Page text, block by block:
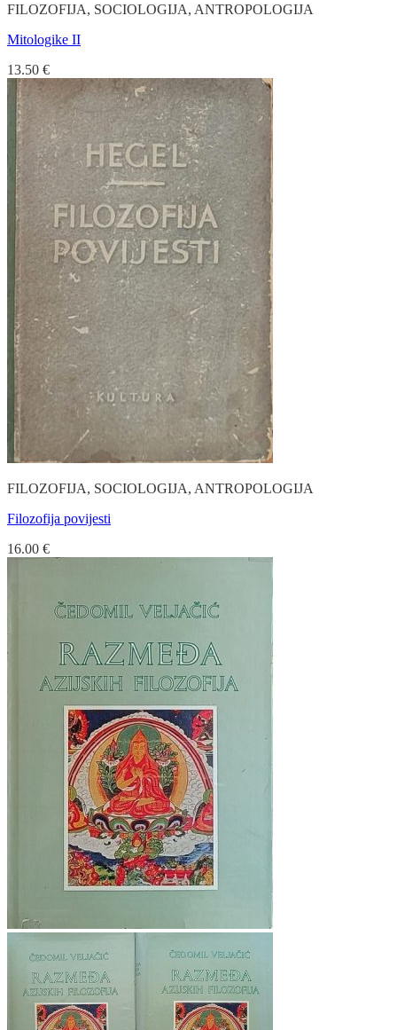
FILOZOFIJA, SOCIOLOGIJA, ANTROPOLOGIJA
Mitologike II
13.50 €
FILOZOFIJA, SOCIOLOGIJA, ANTROPOLOGIJA
Filozofija povijesti
16.00 €